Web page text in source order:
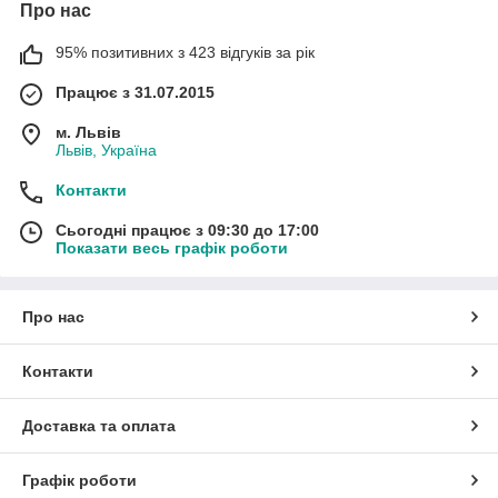
Серцева нотка надає характером парфумерії. Смороду
стають пальпуватися через десяток або більше хвилин після
розпилення і залишаються на шкірі близько 4 годин. Вони
поєднують у собі всі аромати, щоб створити незвичайний
букет ароматів.
і вивільняється повільно.
Про нас
95% позитивних з 423 відгуків за рік
Працює з 31.07.2015
м. Львів
Львів, Україна
Контакти
Сьогодні працює з 09:30 до 17:00
Показати весь графік роботи
Про нас
Контакти
Доставка та оплата
Графік роботи